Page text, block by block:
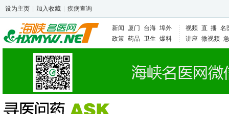
设为主页 加入收藏 疾病查询
新闻 厦门 台海 埠外
政策 药品 卫生 爆料
视频 直 播 名
讲座 微视频